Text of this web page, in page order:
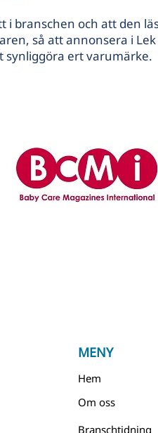
i branschen och att den
så att annonsera i Lek
synliggöra ert varumärke.
MENY
Hem
Om oss
Branschtidning